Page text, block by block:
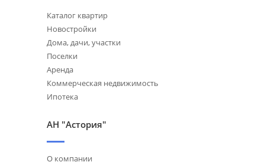
Каталог квартир
Новостройки
Дома, дачи, участки
Поселки
Аренда
Коммерческая недвижимость
Ипотека
АН "Астория"
О компании